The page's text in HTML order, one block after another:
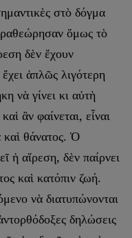
στὸ δόγμα
ὅμως τὸ
δὲν ἔχουν
ἁπλῶς λιγότερη
νὰ γίνει κι αὐτὴ
ἂν φαίνεται, εἶναι
καὶ θάνατος. Ὁ
ἡ αἵρεση, δὲν παίρνει
καὶ κατόπιν ζωή.
νὰ διατυπώνονται
δηλώσεις